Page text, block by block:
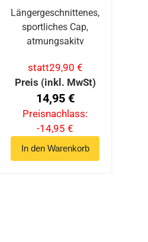
Längergeschnittenes,
sportliches Cap,
atmungsakitv
statt29,90 €
Preis (inkl. MwSt)
14,95 €
Preisnachlass:
-14,95 €